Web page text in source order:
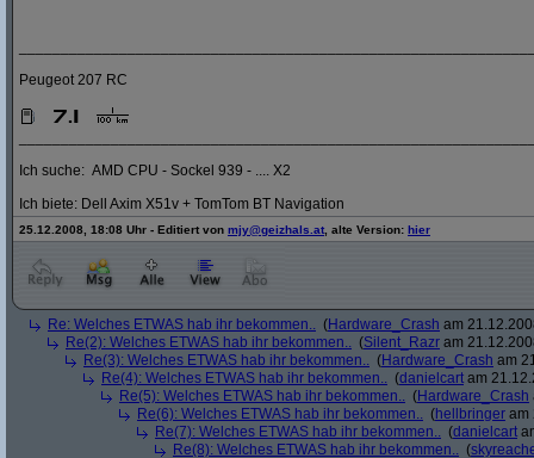
Peugeot 207 RC
Ich suche: AMD CPU - Sockel 939 - .... X2
Ich biete: Dell Axim X51v + TomTom BT Navigation
25.12.2008, 18:08 Uhr - Editiert von mjy@geizhals.at , alte Version: hier
Re: Welches ETWAS hab ihr bekommen.. (Hardware_Crash am
Re(2): Welches ETWAS hab ihr bekommen.. (Silent_Razr am
Re(3): Welches ETWAS hab ihr bekommen.. (Hardware_Crash am
Re(4): Welches ETWAS hab ihr bekommen.. (danielcart am
Re(5): Welches ETWAS hab ihr bekommen.. (Hardware_Crash
Re(6): Welches ETWAS hab ihr bekommen.. (hellbringer am
Re(7): Welches ETWAS hab ihr bekommen.. (danielcart
Re(8): Welches ETWAS hab ihr bekommen.. (